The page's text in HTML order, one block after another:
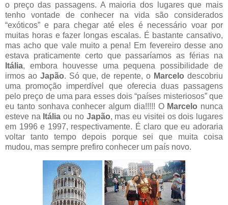
o preço das passagens. A maioria dos lugares que mais
tenho vontade de conhecer na vida são considerados
“exóticos” e para chegar até eles é necessário voar por
muitas horas e fazer longas escalas. É bastante cansativo,
mas acho que vale muito a pena! Em fevereiro desse ano
estava praticamente certo que passaríamos as férias na
Itália, embora houvesse uma pequena possibilidade de
irmos ao Japão. Só que, de repente, o Marcelo descobriu
uma promoção imperdível que oferecia duas passagens
pelo preço de uma para esses dois “países misteriosos” que
eu tanto sonhava conhecer algum dia!!!!! O Marcelo nunca
esteve na Itália ou no Japão, mas eu visitei os dois lugares
em 1996 e 1997, respectivamente. É claro que eu adoraria
voltar tanto tempo depois porque sei que muita coisa
mudou, mas sempre prefiro conhecer um país novo.